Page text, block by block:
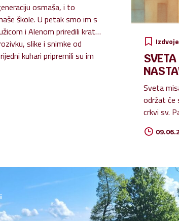
osmaša, i to
škole. U petak smo im s
i Alenom priredili kratki
slike i snimke od
kuhari pripremili su im
Božjeg blagoslova na
Sveta
održat će
crkvi sv.
škole da
sve